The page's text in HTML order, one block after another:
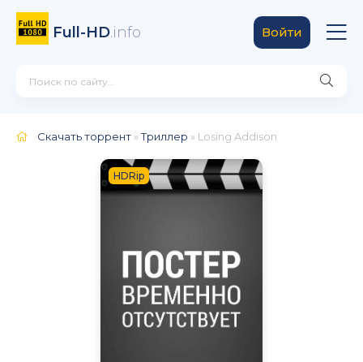
Full-HD.info Войти
Скачать торрент »Триллер » Losing Addison
HDRip